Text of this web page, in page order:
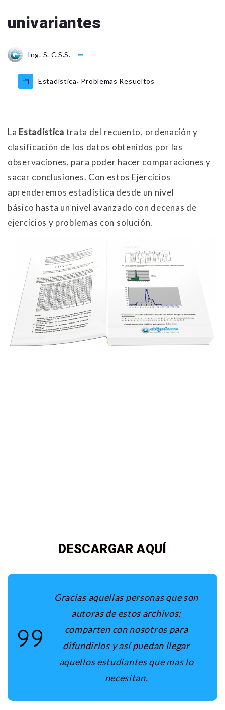
univariantes
Ing. S. C.S.S.
Estadística, Problemas Resueltos
La Estadística trata del recuento, ordenación y
clasificación de los datos obtenidos por las
observaciones, para poder hacer comparaciones y
sacar conclusiones. Con estos Ejercicios
aprenderemos estadística desde un nivel
básico hasta un nivel avanzado con decenas de
ejercicios y problemas con solución.
DESCARGAR AQUÍ
Gracias aquellas personas que son
autoras de estos archivos;
comparten con nosotros para
difundirlos y así puedan llegar
aquellos estudiantes que mas lo
necesitan.